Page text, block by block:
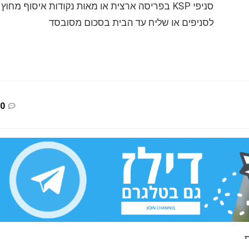
סניפי KSP בפריסה ארצית או מאות נקודות איסוף מחוץ
לסניפים או שליח עד הבית בסכום מסובסד
0